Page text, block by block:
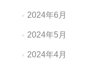
2024年6月
2024年5月
2024年4月